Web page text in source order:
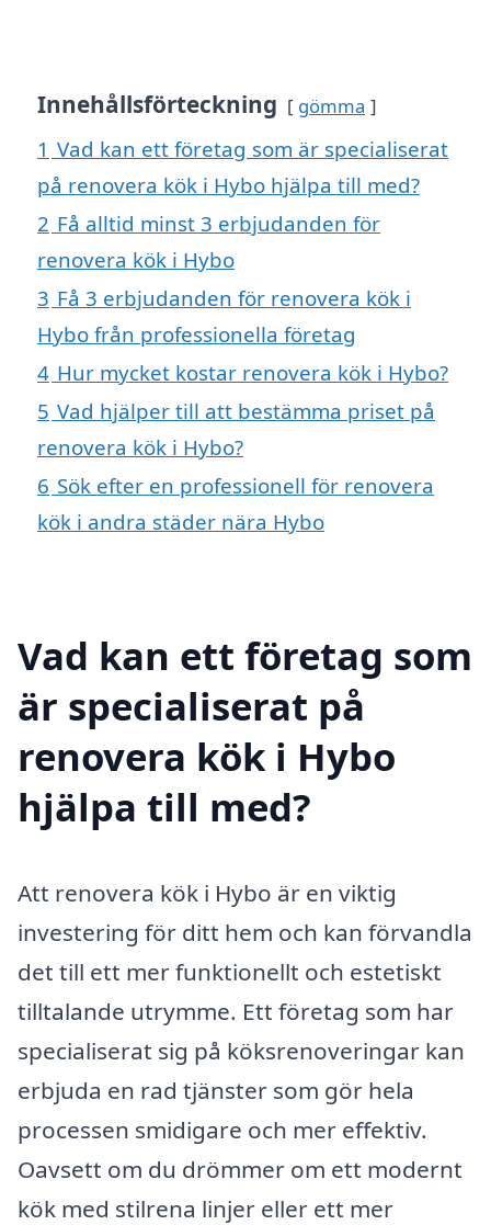
Innehållsförteckning gömma
1 Vad kan ett företag som är specialiserat
på renovera kök i Hybo hjälpa till med?
2 Få alltid minst 3 erbjudanden för
renovera kök i Hybo
3 Få 3 erbjudanden för renovera kök i
Hybo från professionella företag
4 Hur mycket kostar renovera kök i Hybo?
5 Vad hjälper till att bestämma priset på
renovera kök i Hybo?
6 Sök efter en professionell för renovera
kök i andra städer nära Hybo
Vad kan ett företag som
är specialiserat på
renovera kök i Hybo
hjälpa till med?
Att renovera kök i Hybo är en viktig
investering för ditt hem och kan förvandla
det till ett mer funktionellt och estetiskt
tilltalande utrymme. Ett företag som har
specialiserat sig på köksrenoveringar kan
erbjuda en rad tjänster som gör hela
processen smidigare och mer effektiv.
Oavsett om du drömmer om ett modernt
kök med stilrena linjer eller ett mer